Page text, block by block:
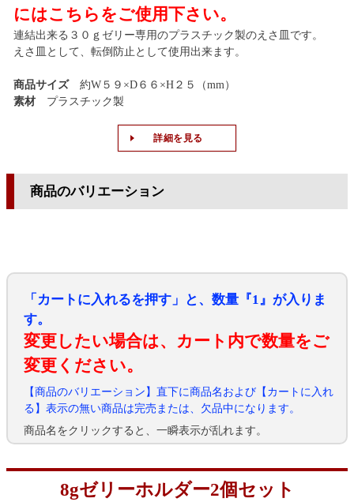
にはこちらをご使用下さい。
連結出来る３０ｇゼリー専用のプラスチック製のえさ皿です。
えさ皿として、転倒防止として使用出来ます。
商品サイズ約W５９×D６６×H２５（mm）
素材プラスチック製
詳細を見る
商品のバリエーション
「カートに入れるを押す」と、数量『1』が入りま
す。
変更したい場合は、カート内で数量をご
変更ください。
【商品のバリエーション】直下に商品名および【カートに入れ
る】表示の無い商品は完売または、欠品中になります。
商品名をクリックすると、一瞬表示が乱れます。
8gゼリーホルダー2個セット